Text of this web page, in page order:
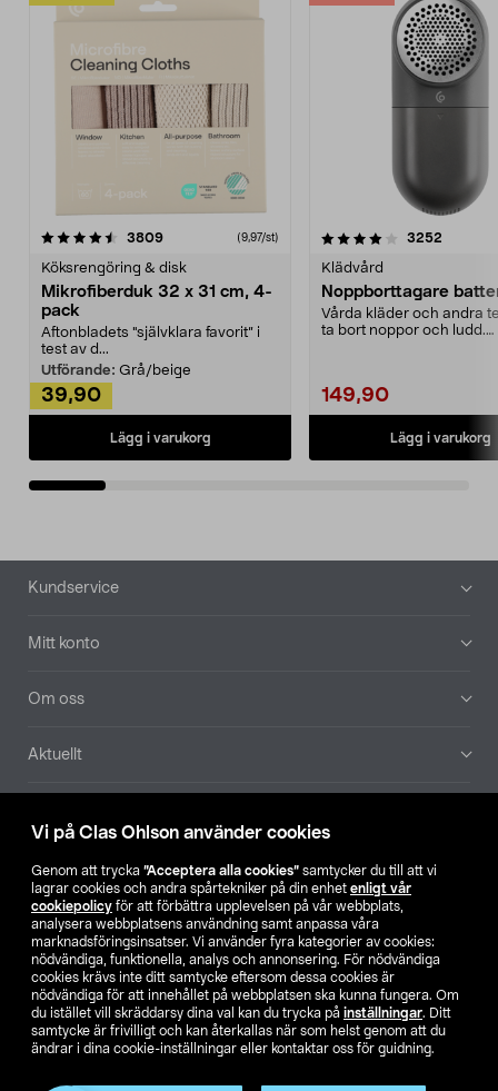
Vi på Clas Ohlson använder cookies
Genom att trycka ”Acceptera alla cookies” samtycker du till att vi
lagrar cookies och andra spårtekniker på din enhet enligt vår
cookiepolicy för att förbättra upplevelsen på vår webbplats,
analysera webbplatsens användning samt anpassa våra
marknadsföringsinsatser. Vi använder fyra kategorier av cookies:
nödvändiga, funktionella, analys och annonsering. För nödvändiga
cookies krävs inte ditt samtycke eftersom dessa cookies är
nödvändiga för att innehållet på webbplatsen ska kunna fungera. Om
du istället vill skräddarsy dina val kan du trycka på inställningar. Ditt
samtycke är frivilligt och kan återkallas när som helst genom att du
ändrar i dina cookie-inställningar eller kontaktar oss för guidning.
3809recensioner (9,97/st)
Köksrengöring & disk
Mikrofiberduk 32 x 31 cm, 4-
pack
Aftonbladets "självklara favorit” i
test av d...
Utförande: Grå/beige
39,90
Lägg i varukorg
4.0av 5 stjärnor 3252
Klädvård
Noppborttagare
Vårda kläder och andra
ta bort noppor och ludd.
149,90
Lägg i varukorg
4.5av 5 stjärnor
Sidfot
Kundservice
Mitt konto
Om oss
Aktuellt
Hitta butik
SE NO FI